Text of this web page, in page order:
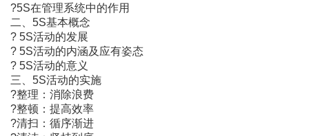
?5S在管理系统中的作用
二、5S基本概念
? 5S活动的发展
? 5S活动的内涵及应有姿态
? 5S活动的意义
三、5S活动的实施
?整理：消除浪费
?整顿：提高效率
?清扫：循序渐进